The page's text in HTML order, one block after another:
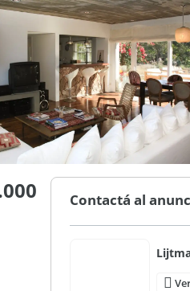
Contactá al